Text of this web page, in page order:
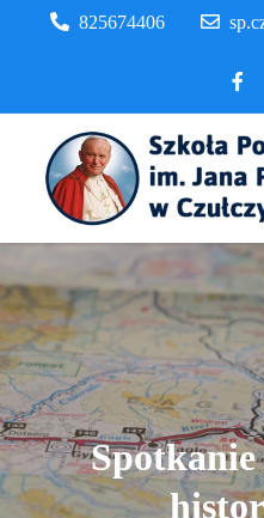
825674406